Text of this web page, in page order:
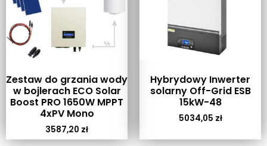
Zestaw do grzania wody
w bojlerach ECO Solar
Boost PRO 1650W MPPT
4xPV Mono
3587,20 zł
Hybrydowy Inwerter
solarny Off-Grid ESB
15kW-48
5034,05 zł